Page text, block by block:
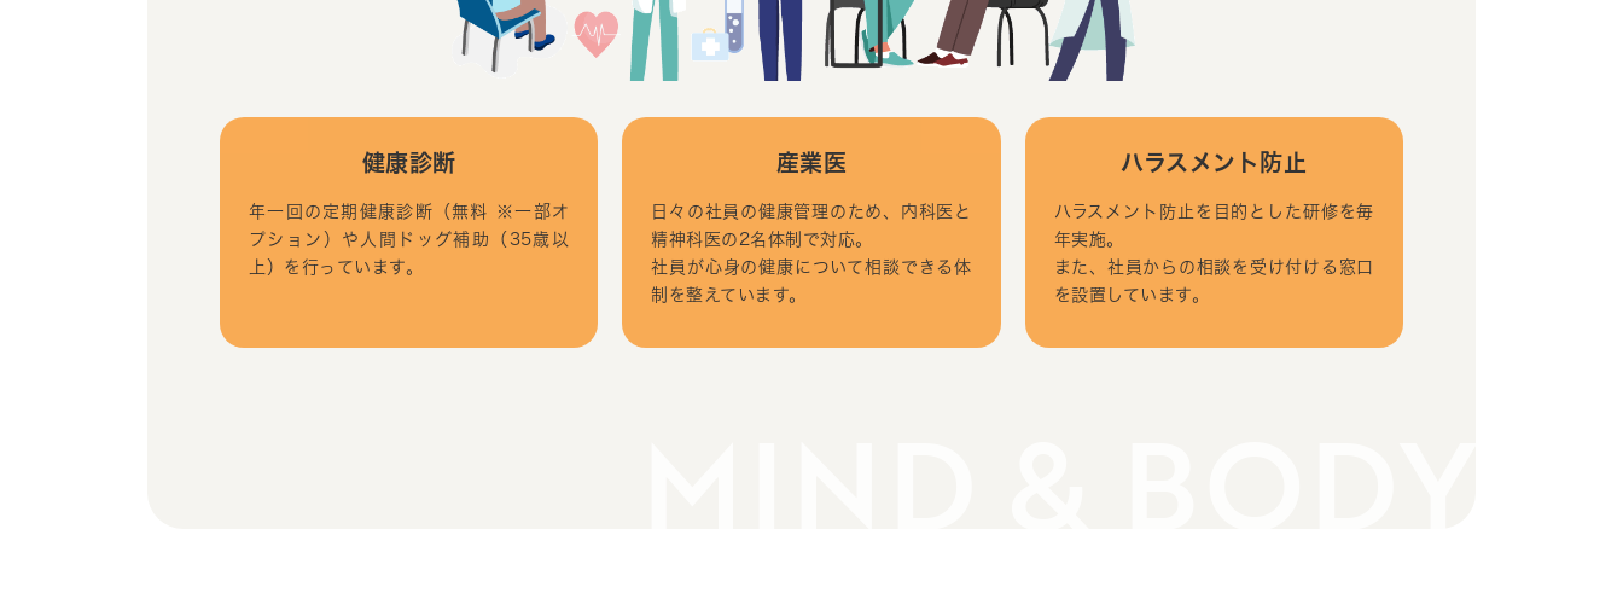
健康診断
年一回の定期健康診断（無料 ※一部オ
プション）や人間ドッグ補助（35歳以
上）を行っています。
産業医
日々の社員の健康管理のため、内科医と
精神科医の2名体制で対応。
社員が心身の健康について相談できる体
制を整えています。
ハラスメント防止
ハラスメント防止を目的とした研修を毎
年実施。
また、社員からの相談を受け付ける窓口
を設置しています。